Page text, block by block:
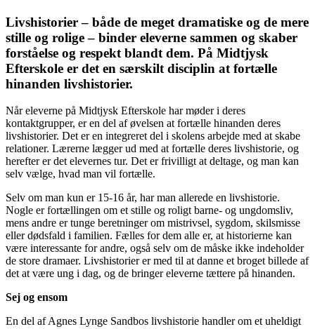
Livshistorier – både de meget dramatiske og de mere
stille og rolige – binder eleverne sammen og skaber
forståelse og respekt blandt dem. På Midtjysk
Efterskole er det en særskilt disciplin at fortælle
hinanden livshistorier.
Når eleverne på Midtjysk Efterskole har møder i deres
kontaktgrupper, er en del af øvelsen at fortælle hinanden deres
livshistorier. Det er en integreret del i skolens arbejde med at skabe
relationer. Lærerne lægger ud med at fortælle deres livshistorie, og
herefter er det elevernes tur. Det er frivilligt at deltage, og man kan
selv vælge, hvad man vil fortælle.
Selv om man kun er 15-16 år, har man allerede en livshistorie.
Nogle er fortællingen om et stille og roligt barne- og ungdomsliv,
mens andre er tunge beretninger om mistrivsel, sygdom, skilsmisse
eller dødsfald i familien. Fælles for dem alle er, at historierne kan
være interessante for andre, også selv om de måske ikke indeholder
de store dramaer. Livshistorier er med til at danne et broget billede af
det at være ung i dag, og de bringer eleverne tættere på hinanden.
Sej og ensom
En del af Agnes Lynge Sandbos livshistorie handler om et uheldigt